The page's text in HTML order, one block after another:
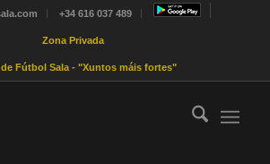
+34 616 037 489
Zona Privada
de Fútbol Sala - "Xuntos máis fortes"